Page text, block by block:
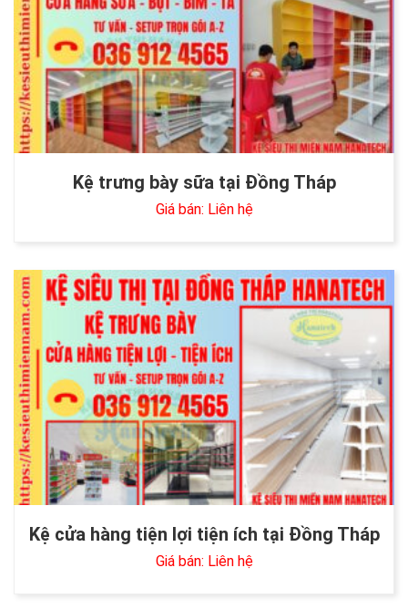
Kệ trưng bày sữa tại Đồng Tháp
Giá bán: Liên hệ
Kệ cửa hàng tiện lợi tiện ích tại Đồng Tháp
Giá bán: Liên hệ